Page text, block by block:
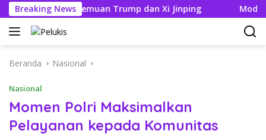
Langsung
ke
konten
Breaking News
Jelang Pertemuan Trump dan Xi Jinping Modifikasi
Beranda Nasional
Nasional
Momen Polri Maksimalkan
Pelayanan kepada Komunitas